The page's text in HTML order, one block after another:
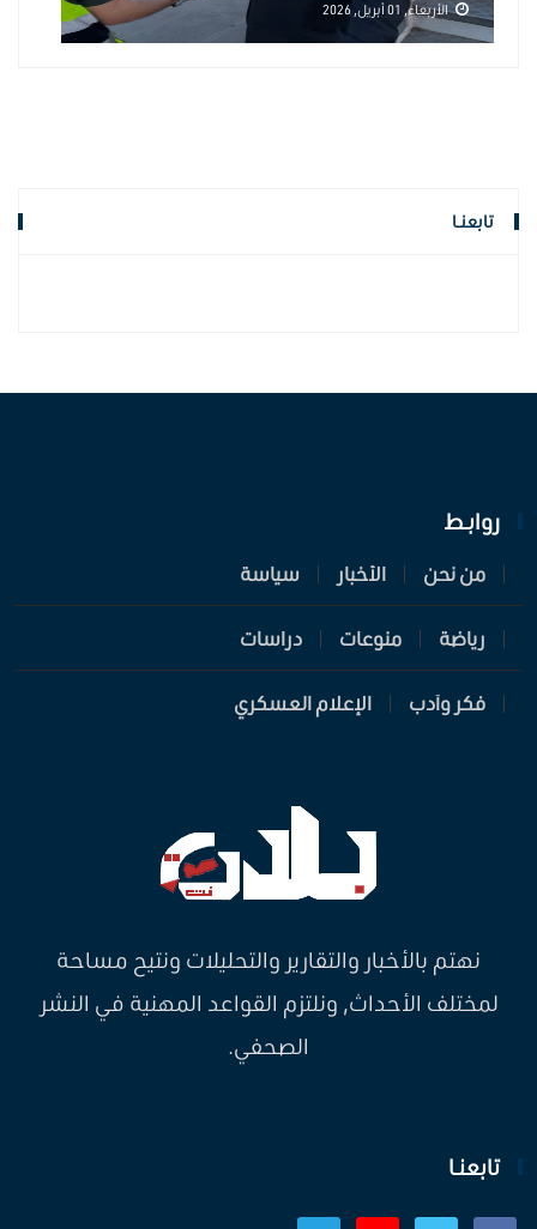
الأربعاء, 01 أبريل, 2026
تابعنـا
روابـط
من نحن الأخبار سياسة
رياضة منوعات دراسات
فكر وأدب الإعلام العسكري
نهتم بالأخبار والتقارير والتحليلات ونتيح مساحة
لمختلف الأحداث, ونلتزم القواعد المهنية في النشر
الصحفي.
تابعنـا